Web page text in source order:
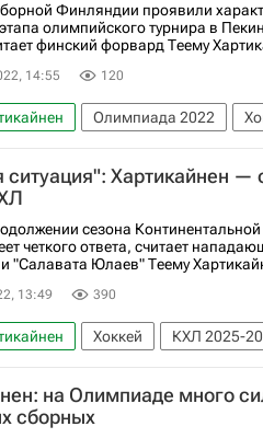
Финляндии проявили
олимпийского турнира в
финский форвард Теему
14:55 120
Олимпиада 2022
по хоккею с шайбой
Хартикайнен —
сезона Континентальной
четкого ответа, считает
"Салавата Юлаев" Теему
13:49 390
Хоккей
КХЛ 2025-
пандемии коронавируса
на Олимпиаде много
сборных